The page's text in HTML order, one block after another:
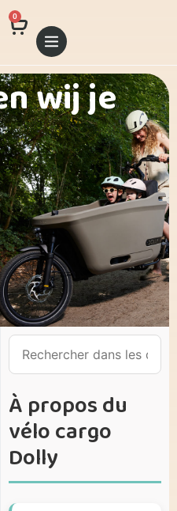
0
wij je
À propos du
vélo cargo
Dolly